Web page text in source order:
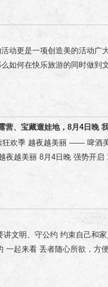
动更是一项创造美的活动广
如何在快乐旅游的同时做到
一米文明距离，健康安全游玩
、宝藏遛娃地，8月4日晚
狂欢季 越夜越美丽 —— 啤酒
夜越美丽 8月4日晚 强势开
趣的亲子专区 浪漫的星空露
园：单人29.9元；双人39.9
； 南天门门票：30元/人（
一顶+桌椅一套+寝具一套
带帐篷场地费 原价199元/晚
，赠送游乐场门票一张（门
送完为止； 微信转发官微
文明、守公约 约束自己和
一起来看 丢者随心所欲，方
和旅游过程中最应该摒弃的
遭人白眼或言语褒贬，重者